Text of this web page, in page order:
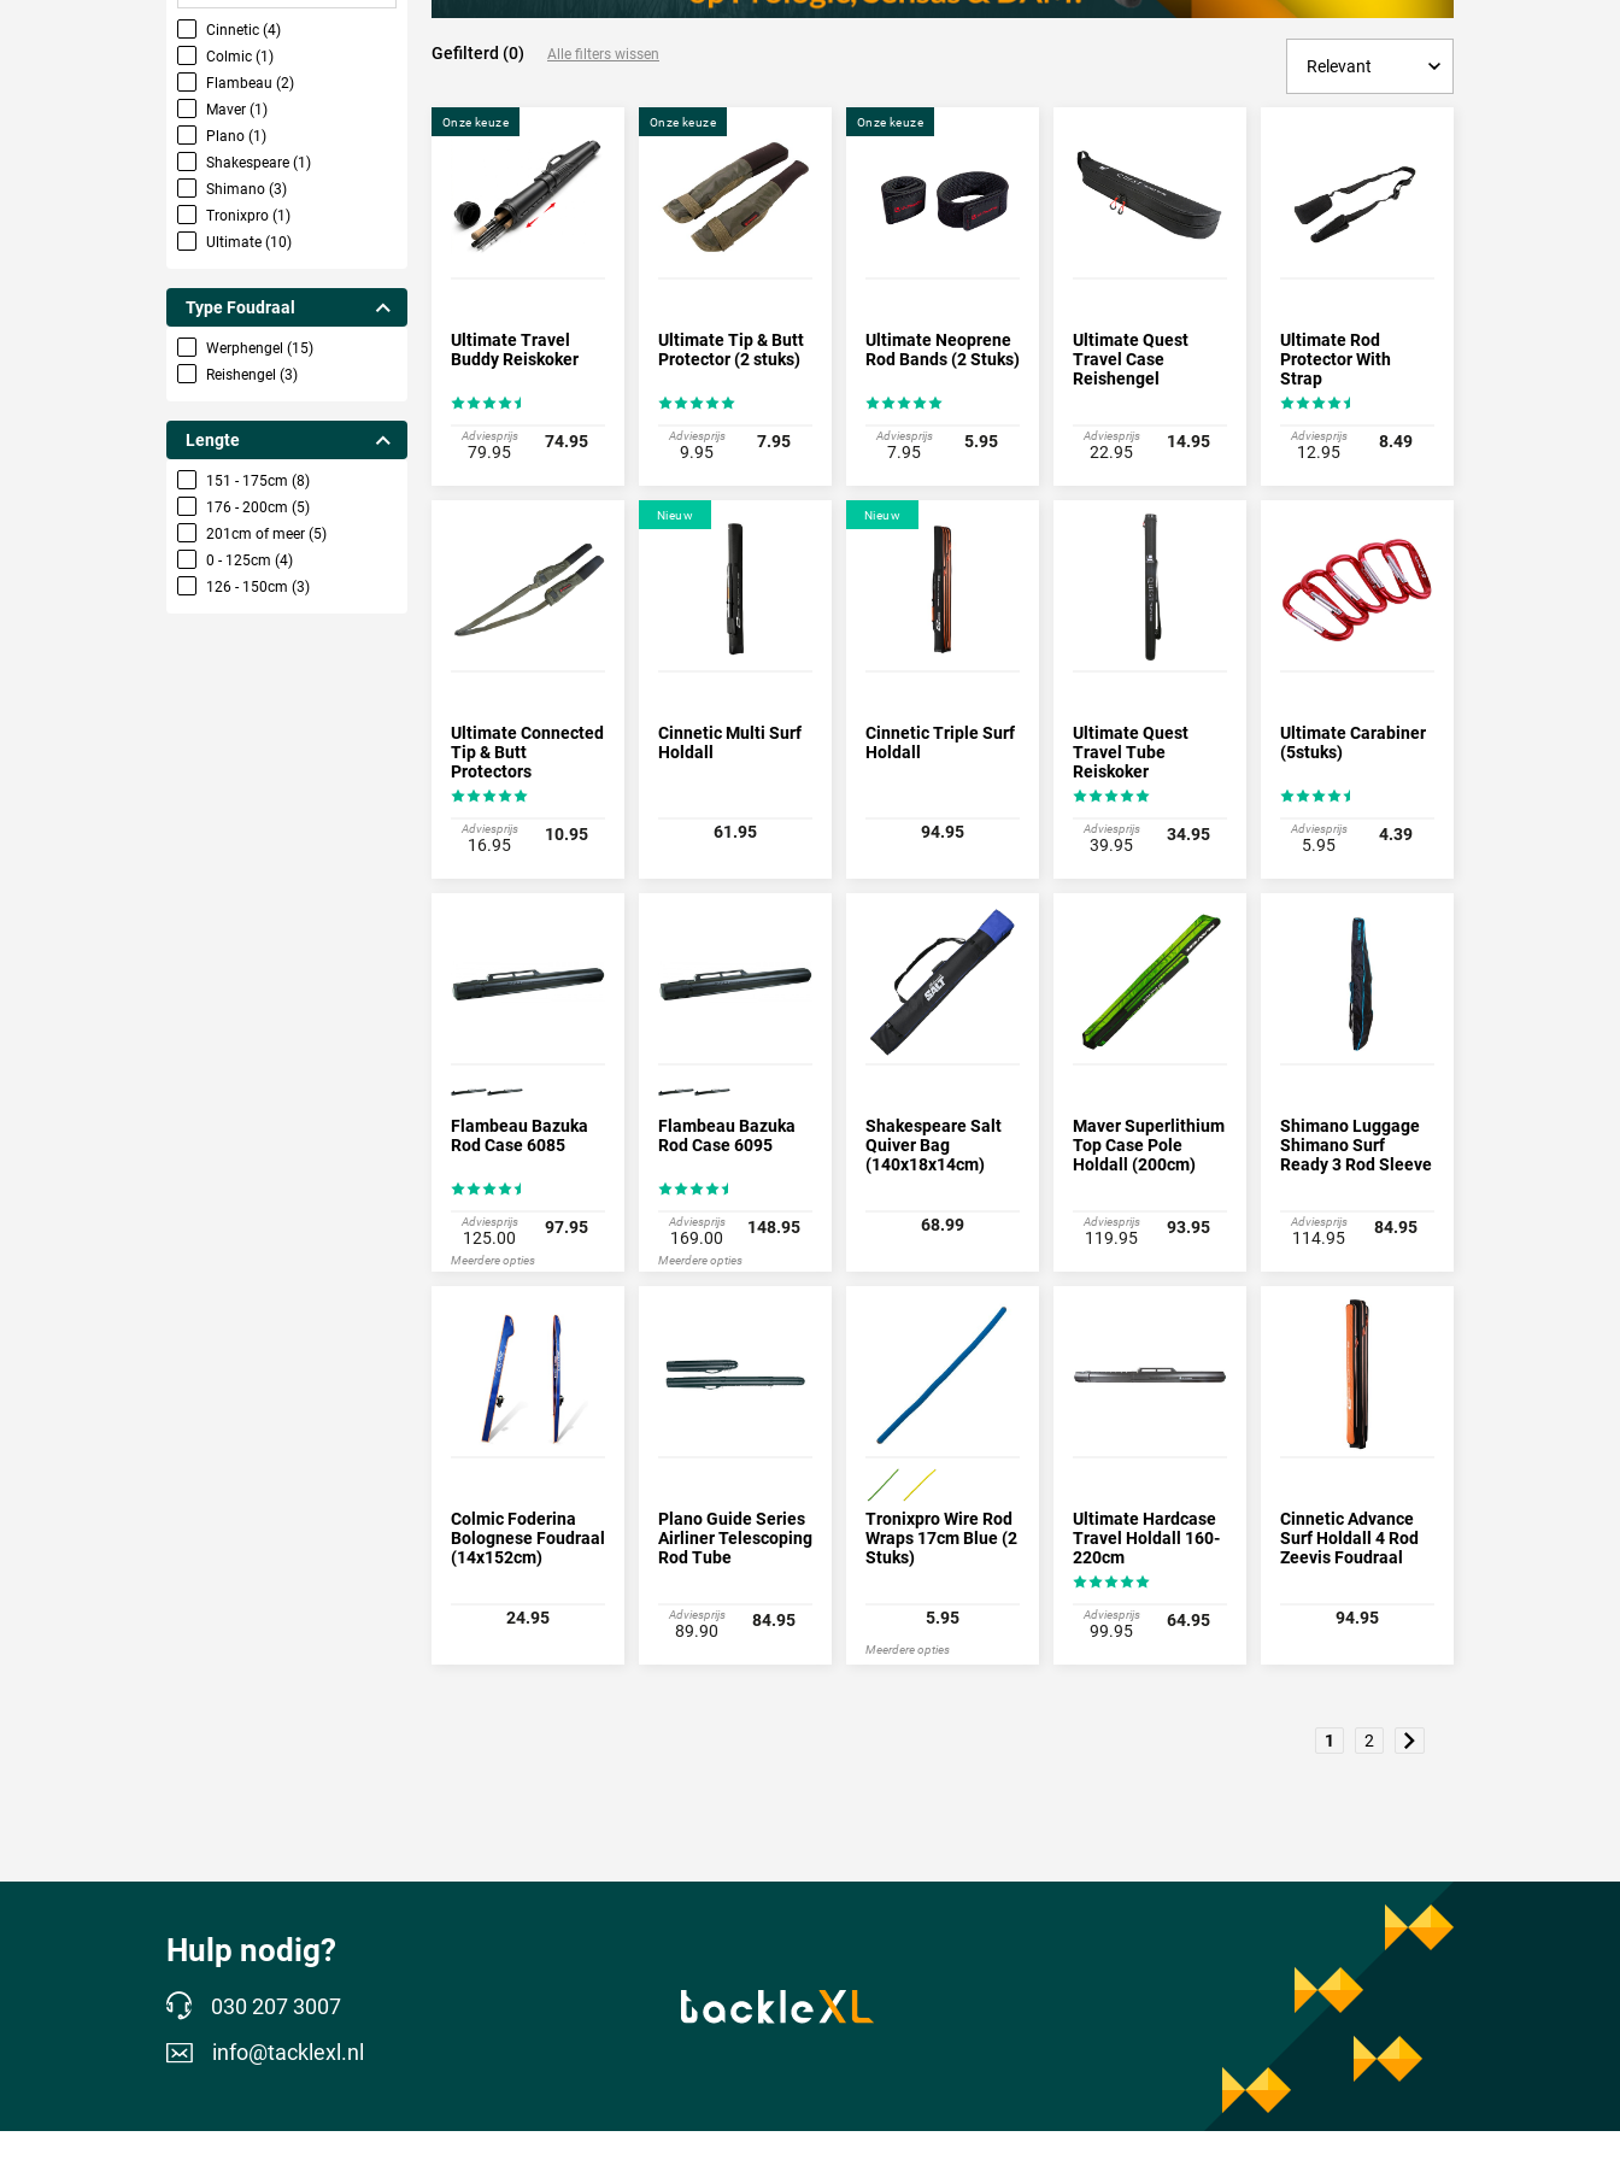
Cinnetic (4)
Colmic (1)
Flambeau (2)
Maver (1)
Plano (1)
Shakespeare (1)
Shimano (3)
Tronixpro (1)
Ultimate (10)
Type Foudraal
Werphengel (15)
Reishengel (3)
Lengte
151 - 175cm (8)
176 - 200cm (5)
201cm of meer (5)
0 - 125cm (4)
126 - 150cm (3)
Gefilterd (0) Alle filters wissen
Onze keuze
Ultimate Travel
Buddy Reiskoker
Adviesprijs
79.95
74.95
Onze keuze
Ultimate Tip & Butt
Protector (2 stuks)
Adviesprijs
9.95
7.95
Onze keuze
Ultimate Neoprene
Rod Bands (2 Stuks)
Adviesprijs
7.95
5.95
Ultimate Quest
Travel Case
Reishengel
Adviesprijs
22.95
14.95
Ultimate Rod
Protector With
Strap
Adviesprijs
12.95
8.49
Ultimate Connected
Tip & Butt
Protectors
Adviesprijs
16.95
10.95
Nieuw
Cinnetic Multi Surf
Holdall
61.95
Nieuw
Cinnetic Triple Surf
Holdall
94.95
Ultimate Quest
Travel Tube
Reiskoker
Adviesprijs
39.95
34.95
Ultimate Carabiner
(5stuks)
Adviesprijs
5.95
4.39
Flambeau Bazuka
Rod Case 6085
Adviesprijs
125.00
97.95
Meerdere opties
Flambeau Bazuka
Rod Case 6095
Adviesprijs
169.00
148.95
Meerdere opties
Shakespeare Salt
Quiver Bag
(140x18x14cm)
68.99
Maver Superlithium
Top Case Pole
Holdall (200cm)
Adviesprijs
119.95
93.95
Shimano Luggage
Shimano Surf
Ready 3 Rod Sleeve
Adviesprijs
114.95
84.95
Colmic Foderina
Bolognese Foudraal
(14x152cm)
24.95
Plano Guide Series
Airliner Telescoping
Rod Tube
Adviesprijs
89.90
84.95
Tronixpro Wire Rod
Wraps 17cm Blue (2
Stuks)
5.95
Meerdere opties
Ultimate Hardcase
Travel Holdall 160-
220cm
Adviesprijs
99.95
64.95
Cinnetic Advance
Surf Holdall 4 Rod
Zeevis Foudraal
94.95
1 2
Hulp nodig?
030 207 3007
info@tacklexl.nl